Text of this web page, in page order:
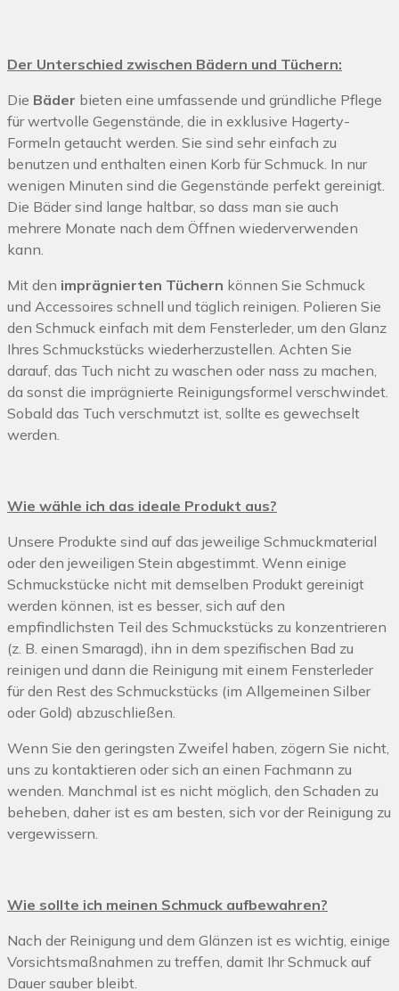
Der Unterschied zwischen Bädern und Tüchern:
Die Bäder bieten eine umfassende und gründliche Pflege
für wertvolle Gegenstände, die in exklusive Hagerty-
Formeln getaucht werden. Sie sind sehr einfach zu
benutzen und enthalten einen Korb für Schmuck. In nur
wenigen Minuten sind die Gegenstände perfekt gereinigt.
Die Bäder sind lange haltbar, so dass man sie auch
mehrere Monate nach dem Öffnen wiederverwenden
kann.
Mit den imprägnierten Tüchern können Sie Schmuck
und Accessoires schnell und täglich reinigen. Polieren Sie
den Schmuck einfach mit dem Fensterleder, um den Glanz
Ihres Schmuckstücks wiederherzustellen. Achten Sie
darauf, das Tuch nicht zu waschen oder nass zu machen,
da sonst die imprägnierte Reinigungsformel verschwindet.
Sobald das Tuch verschmutzt ist, sollte es gewechselt
werden.
Wie wähle ich das ideale Produkt aus?
Unsere Produkte sind auf das jeweilige Schmuckmaterial
oder den jeweiligen Stein abgestimmt. Wenn einige
Schmuckstücke nicht mit demselben Produkt gereinigt
werden können, ist es besser, sich auf den
empfindlichsten Teil des Schmuckstücks zu konzentrieren
(z. B. einen Smaragd), ihn in dem spezifischen Bad zu
reinigen und dann die Reinigung mit einem Fensterleder
für den Rest des Schmuckstücks (im Allgemeinen Silber
oder Gold) abzuschließen.
Wenn Sie den geringsten Zweifel haben, zögern Sie nicht,
uns zu kontaktieren oder sich an einen Fachmann zu
wenden. Manchmal ist es nicht möglich, den Schaden zu
beheben, daher ist es am besten, sich vor der Reinigung zu
vergewissern.
Wie sollte ich meinen Schmuck aufbewahren?
Nach der Reinigung und dem Glänzen ist es wichtig, einige
Vorsichtsmaßnahmen zu treffen, damit Ihr Schmuck auf
Dauer sauber bleibt.